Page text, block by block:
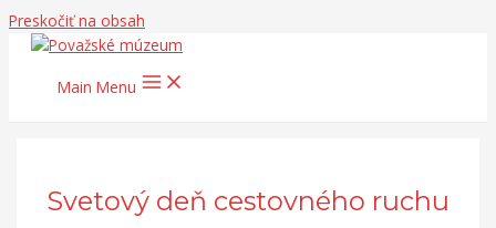
Preskočiť na obsah
Main Menu
Svetový deň cestovného ruchu